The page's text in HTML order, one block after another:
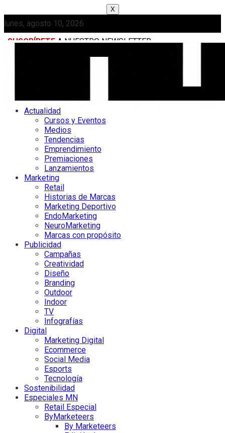
X
lunes, agosto 10, 2026
SUSCRÍBETE A NUESTRO NEWSLETTER
Actualidad
Cursos y Eventos
Medios
Tendencias
Emprendimiento
Premiaciones
Lanzamientos
Marketing
Retail
Historias de Marcas
Marketing Deportivo
EndoMarketing
NeuroMarketing
Marcas con propósito
Publicidad
Campañas
Creatividad
Diseño
Branding
Outdoor
Indoor
TV
Infografías
Digital
Marketing Digital
Ecommerce
Social Media
Esports
Tecnología
Sostenibilidad
Especiales MN
Retail Especial
ByMarketeers
By Marketeers